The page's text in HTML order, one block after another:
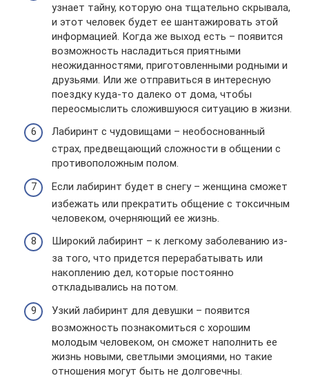
узнает тайну, которую она тщательно скрывала,
и этот человек будет ее шантажировать этой
информацией. Когда же выход есть – появится
возможность насладиться приятными
неожиданностями, приготовленными родными и
друзьями. Или же отправиться в интересную
поездку куда-то далеко от дома, чтобы
переосмыслить сложившуюся ситуацию в жизни.
Лабиринт с чудовищами – необоснованный
страх, предвещающий сложности в общении с
противоположным полом.
Если лабиринт будет в снегу – женщина сможет
избежать или прекратить общение с токсичным
человеком, очерняющий ее жизнь.
Широкий лабиринт – к легкому заболеванию из-
за того, что придется перерабатывать или
накоплению дел, которые постоянно
откладывались на потом.
Узкий лабиринт для девушки – появится
возможность познакомиться с хорошим
молодым человеком, он сможет наполнить ее
жизнь новыми, светлыми эмоциями, но такие
отношения могут быть не долговечны.